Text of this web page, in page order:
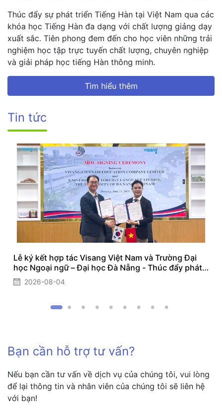
Thúc đẩy sự phát triển Tiếng Hàn tại Việt Nam qua các
khóa học Tiếng Hàn đa dạng với chất lượng giảng dạy
xuất sắc. Tiên phong đem đến cho học viên những trải
nghiệm học tập trực tuyến chất lượng, chuyên nghiệp
và giải pháp học tiếng Hàn thông minh.
Tìm hiểu thêm
Tin tức
Lễ ký kết hợp tác Visang Việt Nam và Trường Đại
học Ngoại ngữ – Đại học Đà Nẵng - Thúc đẩy phát
triển AI trong đào tạo Tiếng Hàn
2026-08-04
Bạn cần hỗ trợ tư vấn?
Nếu bạn cần tư vấn về dịch vụ của chúng tôi, vui lòng
để lại thông tin và nhân viên của chúng tôi sẽ liên hệ
với bạn!